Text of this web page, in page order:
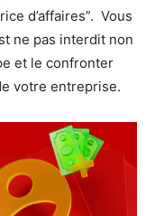
d’affaires”. Vous
ne pas interdit non
et le confronter
votre entreprise.